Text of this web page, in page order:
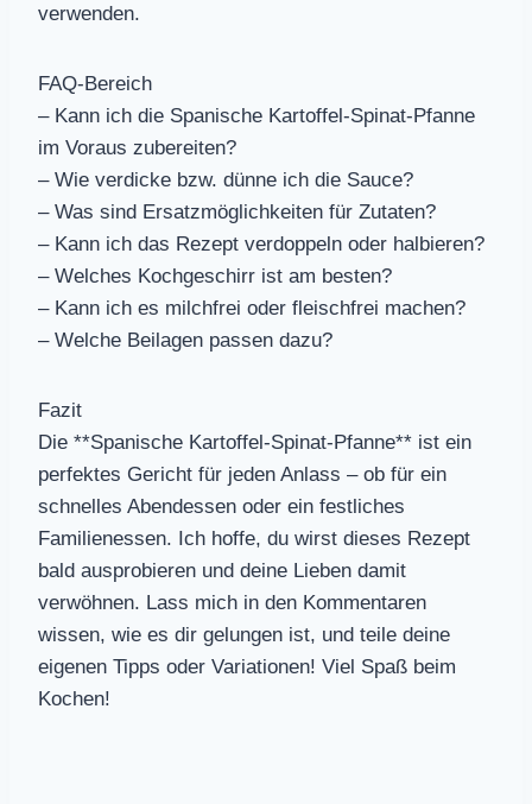
verwenden.
FAQ-Bereich
– Kann ich die Spanische Kartoffel-Spinat-Pfanne
im Voraus zubereiten?
– Wie verdicke bzw. dünne ich die Sauce?
– Was sind Ersatzmöglichkeiten für Zutaten?
– Kann ich das Rezept verdoppeln oder halbieren?
– Welches Kochgeschirr ist am besten?
– Kann ich es milchfrei oder fleischfrei machen?
– Welche Beilagen passen dazu?
Fazit
Die **Spanische Kartoffel-Spinat-Pfanne** ist ein
perfektes Gericht für jeden Anlass – ob für ein
schnelles Abendessen oder ein festliches
Familienessen. Ich hoffe, du wirst dieses Rezept
bald ausprobieren und deine Lieben damit
verwöhnen. Lass mich in den Kommentaren
wissen, wie es dir gelungen ist, und teile deine
eigenen Tipps oder Variationen! Viel Spaß beim
Kochen!